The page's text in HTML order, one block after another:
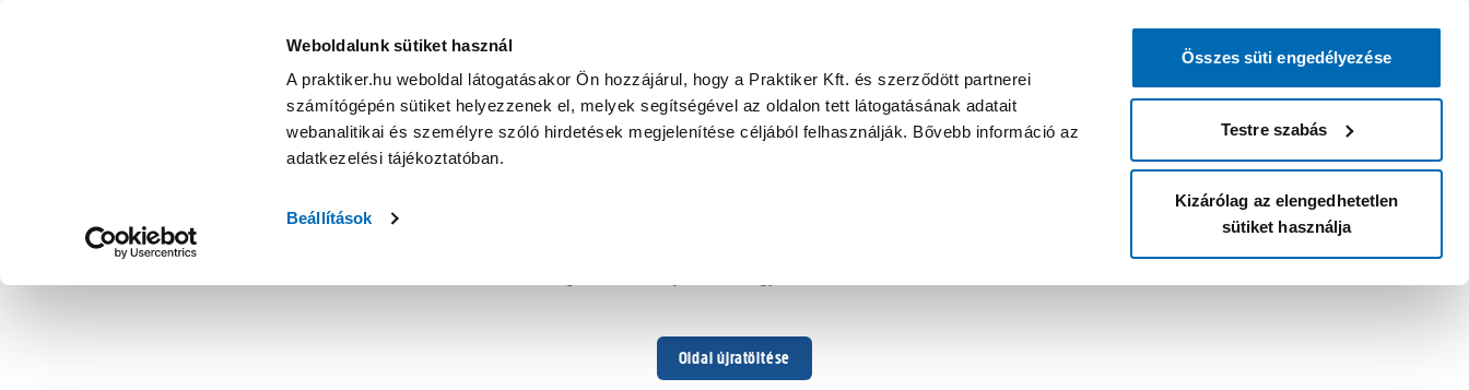
Weboldalunk sütiket használ
A praktiker.hu weboldal látogatásakor Ön hozzájárul, hogy a Praktiker Kft. és szerződött partnerei
számítógépén sütiket helyezzenek el, melyek segítségével az oldalon tett látogatásának adatait
webanalitikai és személyre szóló hirdetések megjelenítése céljából felhasználják. Bővebb információ az
adatkezelési tájékoztatóban.
Beállítások
Összes süti engedélyezése
Testre szabás
Kizárólag az elengedhetetlen
sütiket használja
Oldal újratöltése